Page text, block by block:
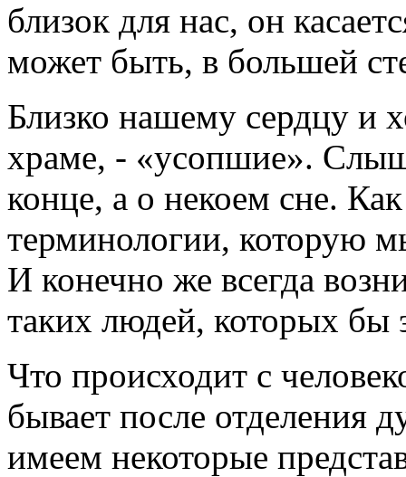
близок для нас, он
может быть, в большей
Близко нашему сердцу и
храме, - «усопшие».
конце, а о некоем сне.
терминологии, которую
И конечно же всегда
таких людей, которых бы
Что происходит с
бывает после отделения
имеем некоторые